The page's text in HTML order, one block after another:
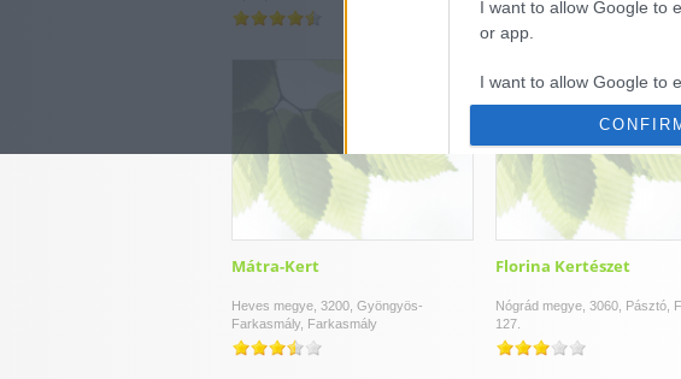
I want to allow Google to
or app.
I want to allow Google to
authentication
Data
Mátra-Kert
Heves megye, 3200, Gyöngyös-
Farkasmály, Farkasmály
Florina Kertészet
Nógrád megye, 3060, Pásztó,
127.